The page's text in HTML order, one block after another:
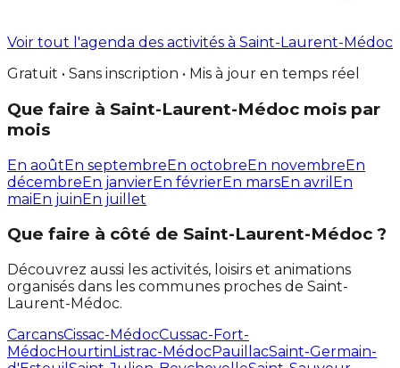
Voir tout l'agenda des activités à Saint-Laurent-Médoc
Gratuit • Sans inscription • Mis à jour en temps réel
Que faire à Saint-Laurent-Médoc mois par
mois
En aoûtEn septembreEn octobreEn novembreEn
décembreEn janvierEn févrierEn marsEn avril En
maiEn juinEn juillet
Que faire à côté de Saint-Laurent-Médoc ?
Découvrez aussi les activités, loisirs et animations
organisés dans les communes proches de Saint-
Laurent-Médoc.
CarcansCissac-MédocCussac-Fort-
MédocHourtinListrac-MédocPauillacSaint-Germain-